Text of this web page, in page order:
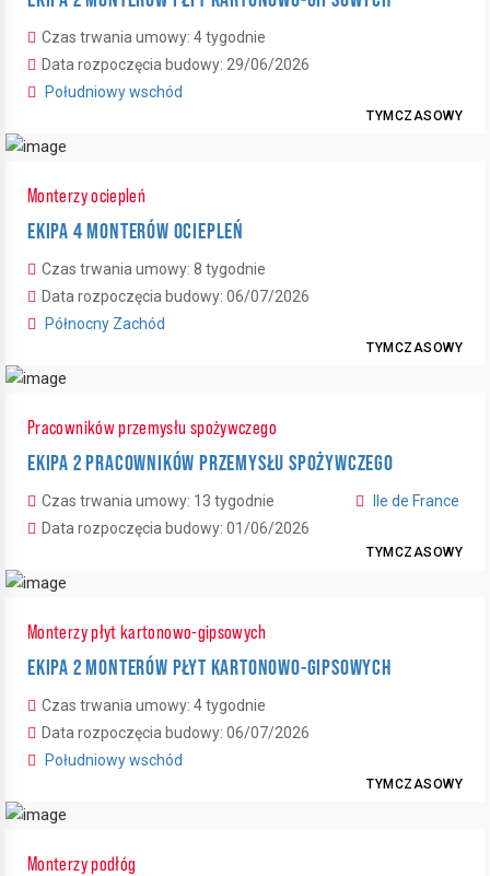
Czas trwania umowy: 4 tygodnie
Data rozpoczęcia budowy: 29/06/2026
Południowy wschód
TYMCZASOWY
Monterzy ociepleń
EKIPA 4 MONTERÓW OCIEPLEŃ
Czas trwania umowy: 8 tygodnie
Data rozpoczęcia budowy: 06/07/2026
Północny Zachód
TYMCZASOWY
Pracowników przemysłu spożywczego
EKIPA 2 PRACOWNIKÓW PRZEMYSŁU SPOŻYWCZEGO
Czas trwania umowy: 13 tygodnie
Data rozpoczęcia budowy: 01/06/2026
Ile de France
TYMCZASOWY
Monterzy płyt kartonowo-gipsowych
EKIPA 2 MONTERÓW PŁYT KARTONOWO-GIPSOWYCH
Czas trwania umowy: 4 tygodnie
Data rozpoczęcia budowy: 06/07/2026
Południowy wschód
TYMCZASOWY
Monterzy podłóg